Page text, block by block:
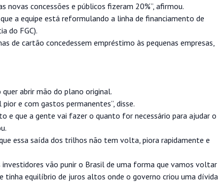
novas concessões e públicos fizeram 20%”, afirmou.
a equipe está reformulando a linha de financiamento de
do FGC).
de cartão concedessem empréstimo às pequenas empresas,
abrir mão do plano original.
e com gastos permanentes”, disse.
e que a gente vai fazer o quanto for necessário para ajudar o
essa saída dos trilhos não tem volta, piora rapidamente e
investidores vão punir o Brasil de uma forma que vamos voltar
tinha equilíbrio de juros altos onde o governo criou uma dívida